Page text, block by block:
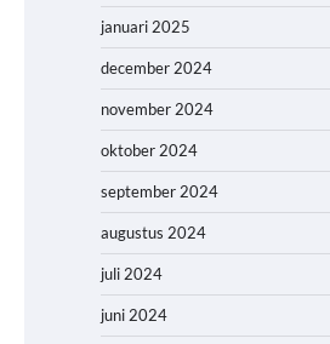
januari 2025
december 2024
november 2024
oktober 2024
september 2024
augustus 2024
juli 2024
juni 2024